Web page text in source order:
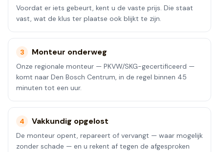
Voordat er iets gebeurt, kent u de vaste prijs. Die staat
vast, wat de klus ter plaatse ook blijkt te zijn.
3 Monteur onderweg
Onze regionale monteur — PKVW/SKG-gecertificeerd —
komt naar Den Bosch Centrum, in de regel binnen 45
minuten tot een uur.
4 Vakkundig opgelost
De monteur opent, repareert of vervangt — waar mogelijk
zonder schade — en u rekent af tegen de afgesproken